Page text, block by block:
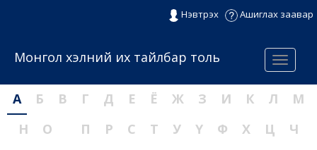
Нэвтрэх Ашиглах заавар
Menu
Монгол хэлний их тайлбар толь
А Б В Г Д Е Ё Ж З И К Л
М
Н
О П Р С Т У Ү Ф Х Ц
Ч